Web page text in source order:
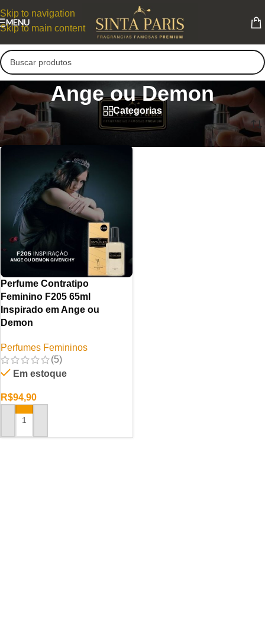
Skip to navigation
Skip to main content
MENU
Ange ou Demon
Categorias
Ange ou Demon
Perfume Contratipo
Feminino F205 65ml
Inspirado em Ange ou
Demon
Perfumes Femininos
(5)
Em estoque
R$94,90
ADICIONAR AO CARRINHO